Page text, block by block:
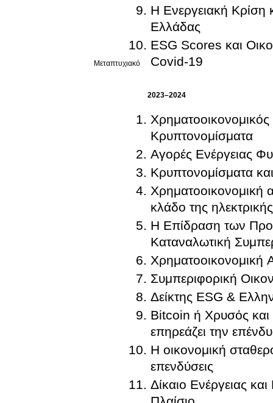
Μεταπτυχιακό
Η Ενεργειακή Κρίση
Ελλάδας
ESG Scores και
Covid-19
2023–2024
Κρυπτονομίσματα
Αγορές Ενέργειας
Κρυπτονομίσματα
Χρηματοοικονομική
κλάδο της
Η Επίδραση των
Καταναλωτική
Χρηματοοικονομική
Συμπεριφορική
Δείκτης ESG &
Bitcoin ή Χρυσός και
επηρεάζει την
Η οικονομική
επενδύσεις
Δίκαιο Ενέργειας